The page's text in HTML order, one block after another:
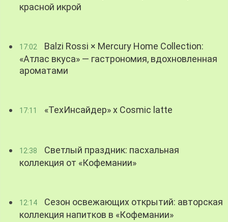
красной икрой
17:02
Balzi Rossi × Mercury Home Collection:
«Атлас вкуса» — гастрономия, вдохновленная
ароматами
17:11 «ТехИнсайдер» х Cosmic latte
12:38
Светлый праздник: пасхальная
коллекция от «Кофемании»
12:14
Сезон освежающих открытий: авторская
коллекция напитков в «Кофемании»